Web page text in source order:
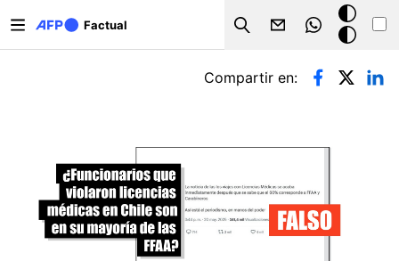
Factual
Search
Modo
oscuro
Solapas principales
Compartir en: